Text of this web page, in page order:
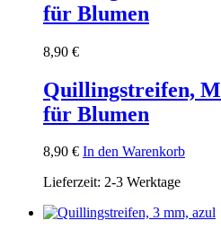
für Blumen
8,90 €
Quillingstreifen,
für Blumen
8,90 € In den Warenkorb
Lieferzeit: 2-3 Werktage